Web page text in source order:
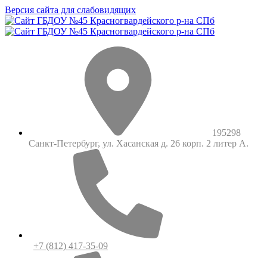
Версия сайта для слабовидящих
195298
Санкт-Петербург, ул. Хасанская д. 26 корп. 2 литер А.
+7 (812) 417-35-09